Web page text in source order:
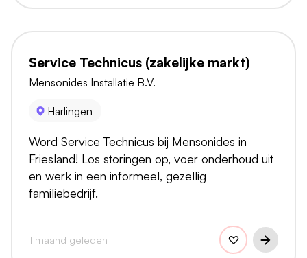
Service Technicus (zakelijke markt)
Mensonides Installatie B.V.
Harlingen
Word Service Technicus bij Mensonides in
Friesland! Los storingen op, voer onderhoud uit
en werk in een informeel, gezellig
familiebedrijf.
1 maand geleden